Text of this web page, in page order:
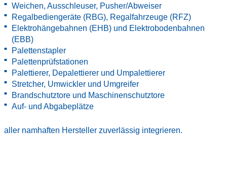
Weichen, Ausschleuser, Pusher/Abweiser
Regalbediengeräte (RBG), Regalfahrzeuge (RFZ)
Elektrohängebahnen (EHB) und Elektrobodenbahnen
(EBB)
Palettenstapler
Palettenprüfstationen
Palettierer, Depalettierer und Umpalettierer
Stretcher, Umwickler und Umgreifer
Brandschutztore und Maschinenschutztore
Auf- und Abgabeplätze
aller namhaften Hersteller zuverlässig integrieren.